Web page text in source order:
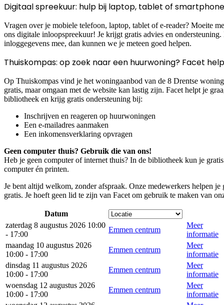
Digitaal spreekuur: hulp bij laptop, tablet of smartphone
Vragen over je mobiele telefoon, laptop, tablet of e-reader? Moeite
ons digitale inloopspreekuur! Je krijgt gratis advies en ondersteuning.
inloggegevens mee, dan kunnen we je meteen goed helpen.
Thuiskompas: op zoek naar een huurwoning? Facet
Op Thuiskompas vind je het woningaanbod van de 8 Drentse
gratis, maar omgaan met de website kan lastig zijn. Facet helpt je
bibliotheek en krijg gratis ondersteuning bij:
Inschrijven en reageren op huurwoningen
Een e-mailadres aanmaken
Een inkomensverklaring opvragen
Geen computer thuis? Gebruik die van ons!
Heb je geen computer of internet thuis? In de bibliotheek kun je
computer én printen.
Je bent altijd welkom, zonder afspraak. Onze medewerkers helpen je
gratis. Je hoeft geen lid te zijn van Facet om gebruik te maken van
Datum
zaterdag 8 augustus 2026 10:00
- 17:00
Emmen centrum
Meer
informatie
maandag 10 augustus 2026
10:00 - 17:00
Emmen centrum
Meer
informatie
dinsdag 11 augustus 2026
10:00 - 17:00
Emmen centrum
Meer
informatie
woensdag 12 augustus 2026
10:00 - 17:00
Emmen centrum
Meer
informatie